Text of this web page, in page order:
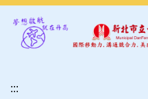
到
容
:::